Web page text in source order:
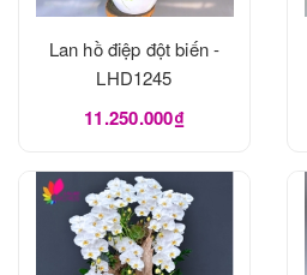
Lan hồ điệp đột biến -
LHD1245
11.250.000₫